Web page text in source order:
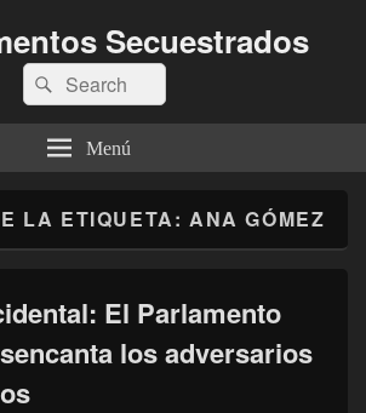
Secuestrados
Buscar
por:
Buscar
Menú
LA ETIQUETA:ANA GÓMEZ
El Parlamento
los adversarios